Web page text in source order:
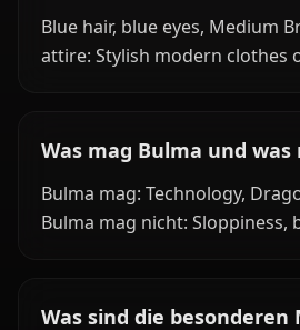
Blue hair, blue eyes, Medium
attire: Stylish modern clothes
Was mag Bulma und was
Bulma mag: Technology,
Bulma mag nicht: Sloppiness,
Was sind die besonderen